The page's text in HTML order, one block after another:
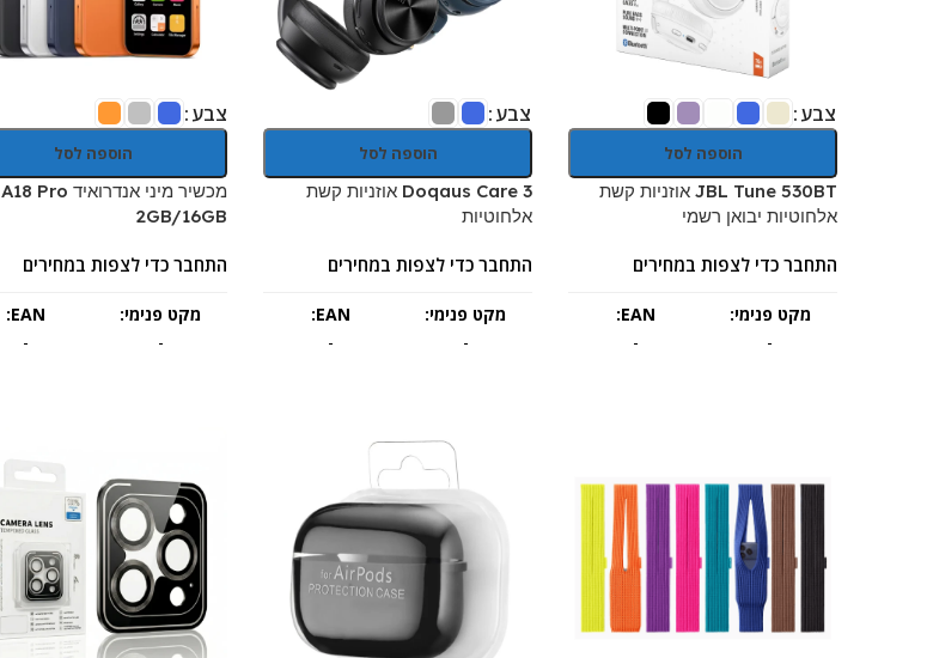
צבע
הוספה לסל
JBL Tune 530BT אוזניות קשת
אלחוטיות יבואן רשמי
התחבר כדי לצפות במחירים
מקט פנימי:
-
EAN:
-
צבע
הוספה לסל
Doqaus Care 3 אוזניות קשת
אלחוטיות
התחבר כדי לצפות במחירים
מקט פנימי:
-
EAN:
-
צבע
הוספה לסל
מכשיר מיני אנדרואיד A18 Pro
2GB/16GB
התחבר כדי לצפות במחירים
מקט פנימי:
-
EAN:
-